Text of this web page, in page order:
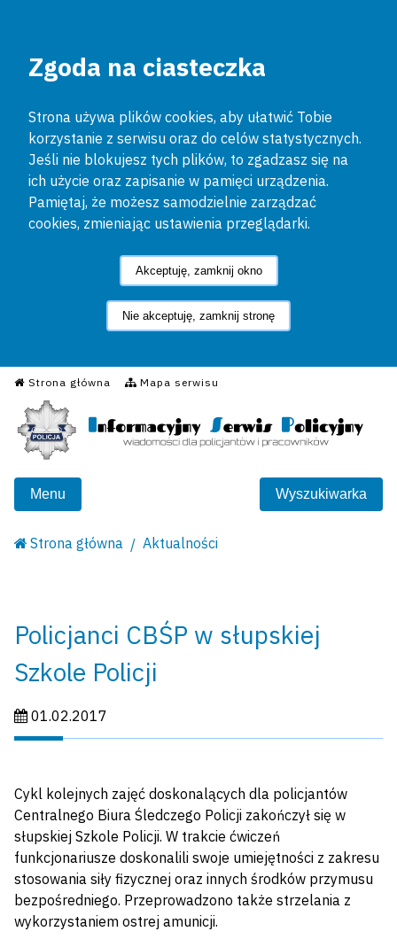
Zgoda na ciasteczka
Strona używa plików cookies, aby ułatwić Tobie
korzystanie z serwisu oraz do celów statystycznych.
Jeśli nie blokujesz tych plików, to zgadzasz się na
ich użycie oraz zapisanie w pamięci urządzenia.
Pamiętaj, że możesz samodzielnie zarządzać
cookies, zmieniając ustawienia przeglądarki.
Akceptuję, zamknij okno
Nie akceptuję, zamknij stronę
Strona główna Mapa serwisu
Informacyjny Serwis
Menu Wyszukiwarka
Strona główna Aktualności
Policjanci CBŚP w słupskiej
Szkole Policji
Data publikacji:
01.02.2017
Cykl kolejnych zajęć doskonalących dla policjantów
Centralnego Biura Śledczego Policji zakończył się w
słupskiej Szkole Policji. W trakcie ćwiczeń
funkcjonariusze doskonalili swoje umiejętności z zakresu
stosowania siły fizycznej oraz innych środków przymusu
bezpośredniego. Przeprowadzono także strzelania z
wykorzystaniem ostrej amunicji.